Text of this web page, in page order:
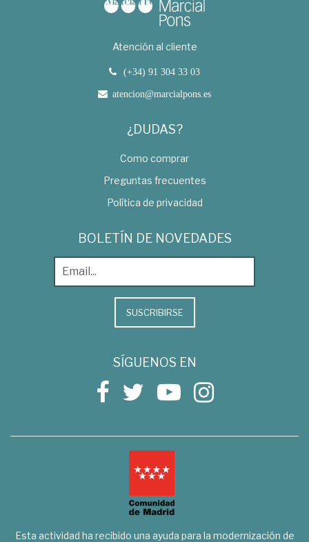
Atención al cliente
(+34) 91 304 33 03
atencion@marcialpons.es
¿DUDAS?
Como comprar
Preguntas frecuentes
Política de privacidad
BOLETÍN DE NOVEDADES
SUSCRIBIRSE
SÍGUENOS EN
Esta actividad ha recibido una ayuda para la modernización de